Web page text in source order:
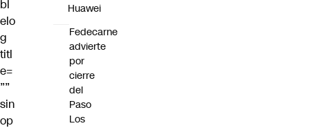
bl
elo
g
titl
e=
””
sin
op
Huawei
Fedecarne
advierte
por
cierre
del
Paso
Los